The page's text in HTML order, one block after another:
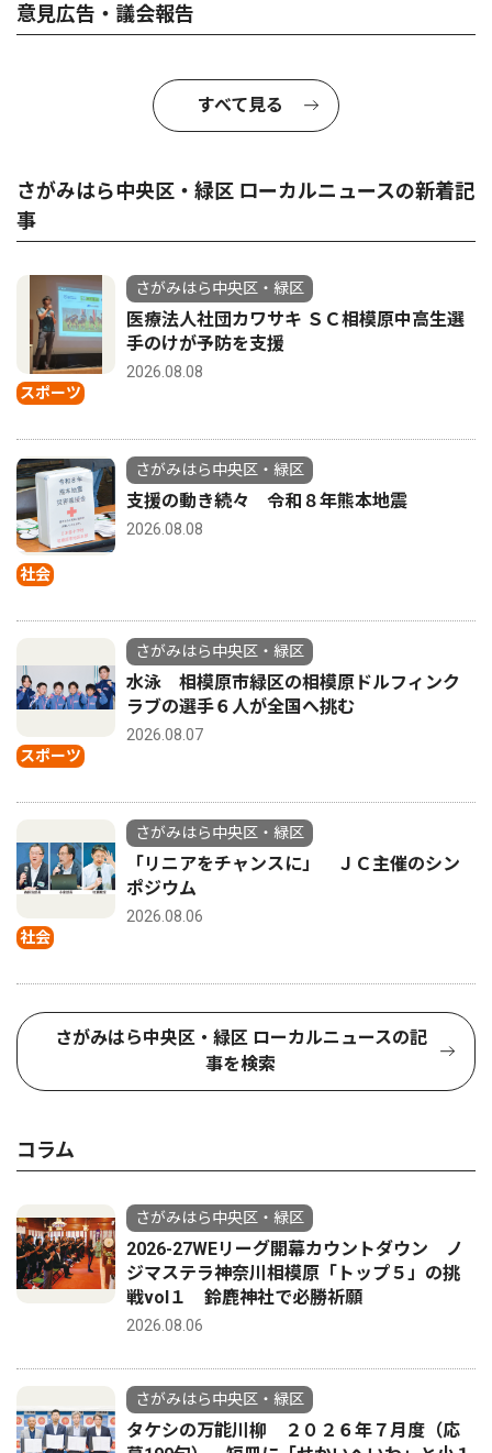
意見広告・議会報告
すべて見る
さがみはら中央区・緑区 ローカルニュースの新着記
事
スポーツ
さがみはら中央区・緑区
医療法人社団カワサキ ＳＣ相模原中高生選
手のけが予防を支援
2026.08.08
社会
さがみはら中央区・緑区
支援の動き続々 令和８年熊本地震
2026.08.08
スポーツ
さがみはら中央区・緑区
水泳 相模原市緑区の相模原ドルフィンク
ラブの選手６人が全国へ挑む
2026.08.07
社会
さがみはら中央区・緑区
「リニアをチャンスに」 ＪＣ主催のシン
ポジウム
2026.08.06
さがみはら中央区・緑区 ローカルニュースの記
事を検索
コラム
さがみはら中央区・緑区
2026-27WEリーグ開幕カウントダウン ノ
ジマステラ神奈川相模原「トップ５」の挑
戦vol１ 鈴鹿神社で必勝祈願
2026.08.06
さがみはら中央区・緑区
タケシの万能川柳 ２０２６年７月度（応